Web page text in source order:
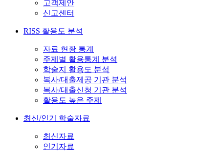
고객제안
신고센터
RISS 활용도 분석
자료 현황 통계
주제별 활용통계 분석
학술지 활용도 분석
복사/대출제공 기관 분석
복사/대출신청 기관 분석
활용도 높은 주제
최신/인기 학술자료
최신자료
인기자료